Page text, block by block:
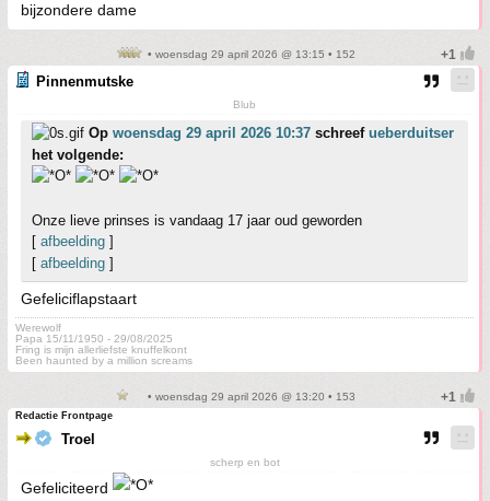
bijzondere dame
• woensdag 29 april 2026 @ 13:15 • 152
Pinnenmutske
Blub
Op woensdag 29 april 2026 10:37 schreef ueberduitser
het volgende:
Onze lieve prinses is vandaag 17 jaar oud geworden
[ afbeelding ]
[ afbeelding ]
Gefeliciflapstaart
Werewolf
Papa 15/11/1950 - 29/08/2025
Fring is mijn allerliefste knuffelkont
Been haunted by a million screams
• woensdag 29 april 2026 @ 13:20 • 153
Redactie Frontpage
Troel
scherp en bot
Gefeliciteerd